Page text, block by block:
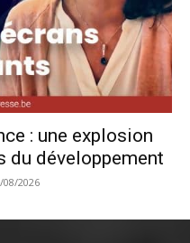
: une explosion
du développement
08/2026